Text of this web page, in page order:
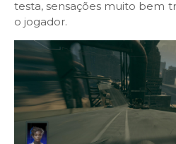
testa, sensações muito bem
o jogador.